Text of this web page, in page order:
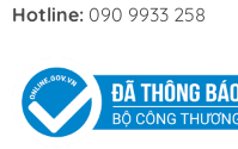
Hotline: 090 9933 258